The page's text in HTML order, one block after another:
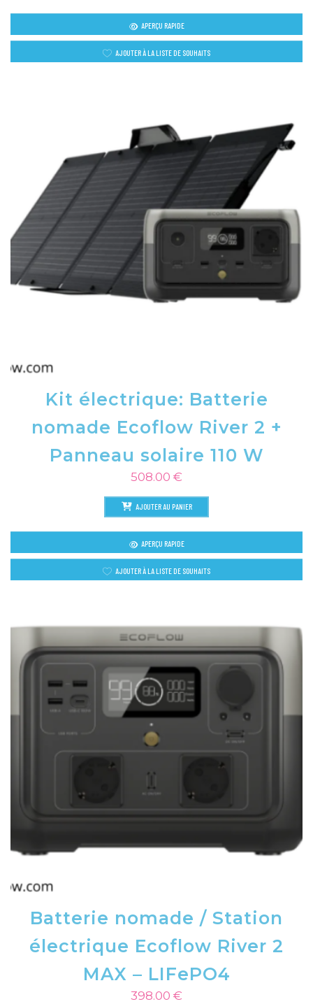
APERÇU RAPIDE
AJOUTER À LA LISTE DE SOUHAITS
Kit électrique: Batterie
nomade Ecoflow River 2 +
Panneau solaire 110 W
508.00 €
AJOUTER AU PANIER
APERÇU RAPIDE
AJOUTER À LA LISTE DE SOUHAITS
Batterie nomade / Station
électrique Ecoflow River 2
MAX – LIFePO4
398.00 €